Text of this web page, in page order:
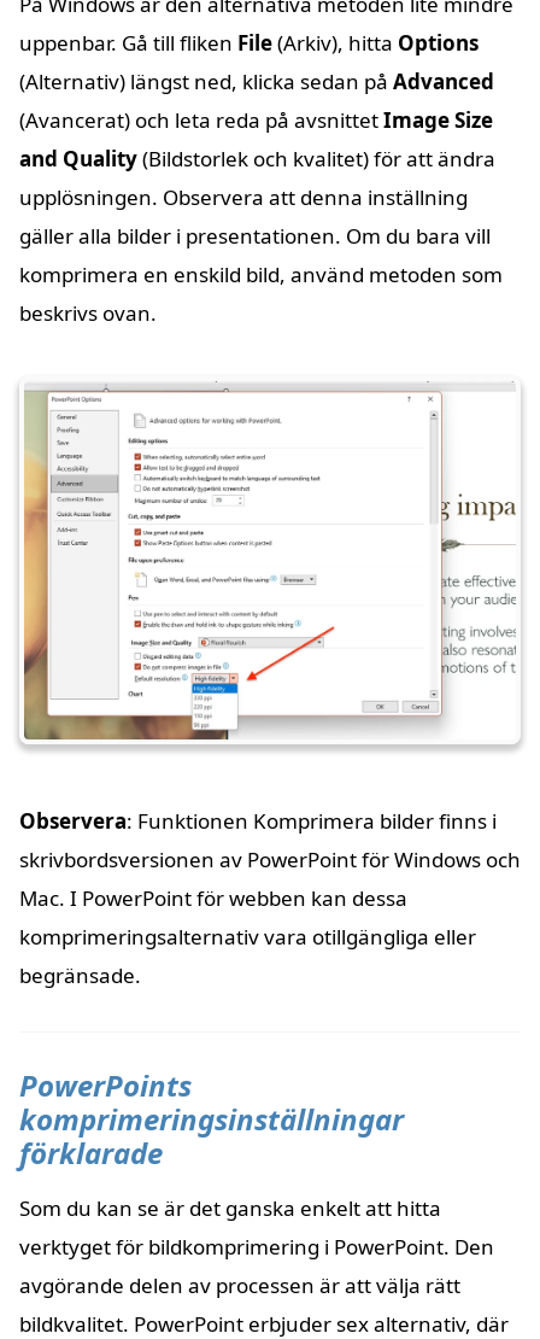
uppenbar. Gå till fliken File(Arkiv), hitta Options
(Alternativ) längst ned, klicka sedan på Advanced
(Avancerat) och leta reda på avsnittetImage Size
and Quality(Bildstorlek och kvalitet) för att ändra
upplösningen. Observera att denna inställning
gäller alla bilder i presentationen. Om du bara vill
komprimera en enskild bild, använd metoden som
beskrivs ovan.
Observera: Funktionen Komprimera bilder finns i
skrivbordsversionen av PowerPoint för Windows och
Mac. I PowerPoint för webben kan dessa
komprimeringsalternativ vara otillgängliga eller
begränsade.
PowerPoints
komprimeringsinställningar
förklarade
Som du kan se är det ganska enkelt att hitta
verktyget för bildkomprimering i PowerPoint. Den
avgörande delen av processen är att välja rätt
bildkvalitet. PowerPoint erbjuder sex alternativ, där